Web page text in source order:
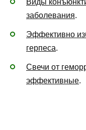
Виды
заболевания.
Эффективно
герпеса.
Свечи от
эффективные.